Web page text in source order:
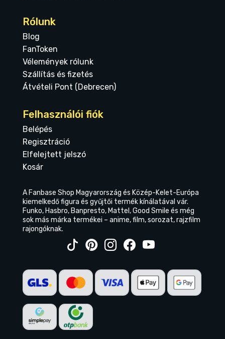
Rólunk
Blog
FanToken
Vélemények rólunk
Szállítás és fizetés
Átvételi Pont (Debrecen)
Felhasználói fiók
Belépés
Regisztráció
Elfelejtett jelszó
Kosár
A Fanbase Shop Magyarország és Közép-Kelet-Európa
kiemelkedő figura és gyűjtői termék kínálatával vár.
Funko, Hasbro, Banpresto, Mattel, Good Smile és még
sok más márka termékei – anime, film, sorozat, rajzfilm
rajongóknak.